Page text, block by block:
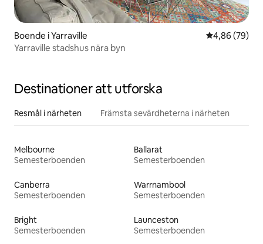
Boende i Yarraville 4,86 av 5 i
4,86 (79)
Yarraville stadshus nära byn
Destinationer att utforska
Resmål i närheten Främsta sevärdheterna i närheten
Melbourne
Semesterboenden
Ballarat
Semesterboenden
Canberra
Semesterboenden
Warrnambool
Semesterboenden
Bright
Semesterboenden
Launceston
Semesterboenden